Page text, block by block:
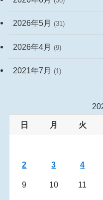
2026年5月 (31)
2026年4月 (9)
2021年7月 (1)
日 月 火
2 3 4
9 10 11